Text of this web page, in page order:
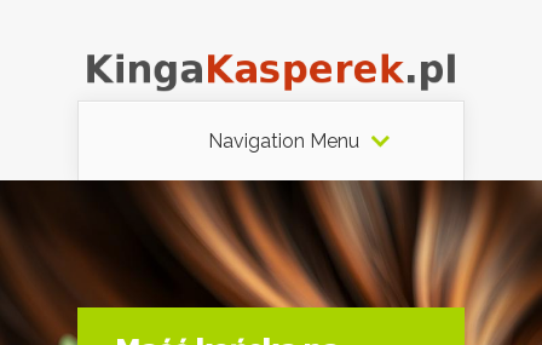
Navigation Menu